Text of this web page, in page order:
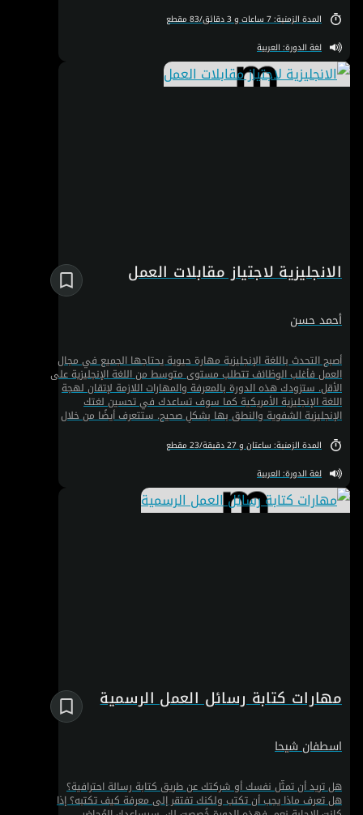
كيفية صياغة سيرتك الذاتية المهنية والاستعانة بقصصك الشخصية
للحديث عن نفسك وتحسين مفرداتك المهنية من خلال المواضيع
المعروضة والموضحة في هذه الدورة التدريبية.
المدة الزمنية: 7 ساعات و 3 دقائق/83 مقطع
لغة الدورة: العربية
الانجليزية لاجتياز مقابلات العمل
أحمد حسن
أصبح التحدث باللغة الإنجليزية مهارة حيوية يحتاجها الجميع في مجال
العمل فأغلب الوظائف تتطلب مستوى متوسط من اللغة الإنجليزية على
الأقل. ستزودك هذه الدورة بالمعرفة والمهارات اللازمة لإتقان لهجة
اللغة الإنجليزية الأمريكية كما سوف تساعدك في تحسين لغتك
الإنجليزية الشفوية والنطق بها بشكلٍ صحيح. ستتعرف أيضًا من خلال
والأمريكان بالإضافة إلى أهم القواعد التي تساعد علي النطق بشكل
سليم وصحيح.
المدة الزمنية: ساعتان و 27 دقيقة/23 مقطع
لغة الدورة: العربية
مهارات كتابة رسائل العمل الرسمية
اسطفان شيحا
هل تريد أن تمثّل نفسك أو شركتك عن طريق كتابة رسالة احترافية؟
هل تعرف ماذا يجب أن تكتب ولكنك تفتقر إلى معرفة كيف تكتبه؟ إذا